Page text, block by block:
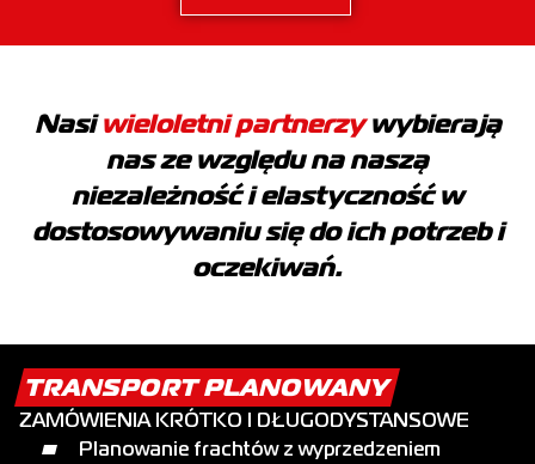
Nasiwieloletni partnerzywybierają
nas ze względu na naszą
niezależność i elastyczność w
dostosowywaniu się do ich potrzeb i
oczekiwań.
TRANSPORT PLANOWANY
ZAMÓWIENIA KRÓTKO I DŁUGODYSTANSOWE
Planowanie frachtów z wyprzedzeniem